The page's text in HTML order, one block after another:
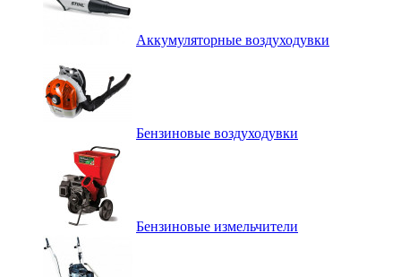
Аккумуляторные воздуходувки
Бензиновые воздуходувки
Бензиновые измельчители